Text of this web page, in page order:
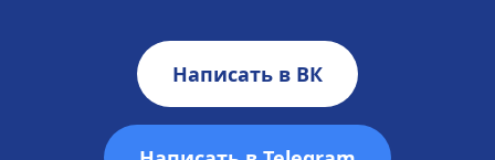
Написать в ВК